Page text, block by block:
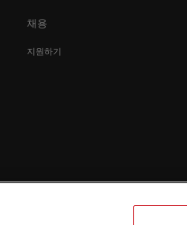
채용
지원하기